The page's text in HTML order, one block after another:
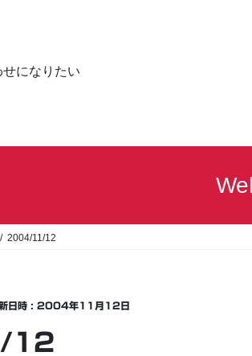
になりたい
2004/11/12
日時 : 2004年11月12日
12